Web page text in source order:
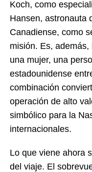
Koch, como
Hansen, astronauta
Canadiense, como
misión. Es,
una mujer, una
estadounidense
combinación
operación de alto
simbólico para la
internacionales.
Lo que viene ahora
del viaje. El